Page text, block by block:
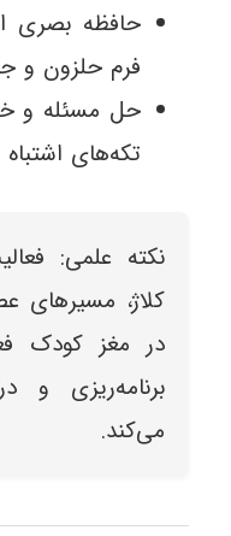
حافظه بصری
فرم حلزون و
حل مسئله و
تکه‌های اشتباه
نکته علمی:
کلاژ، مسیرهای
در مغز کودک
برنامه‌ریزی و
می‌کند.